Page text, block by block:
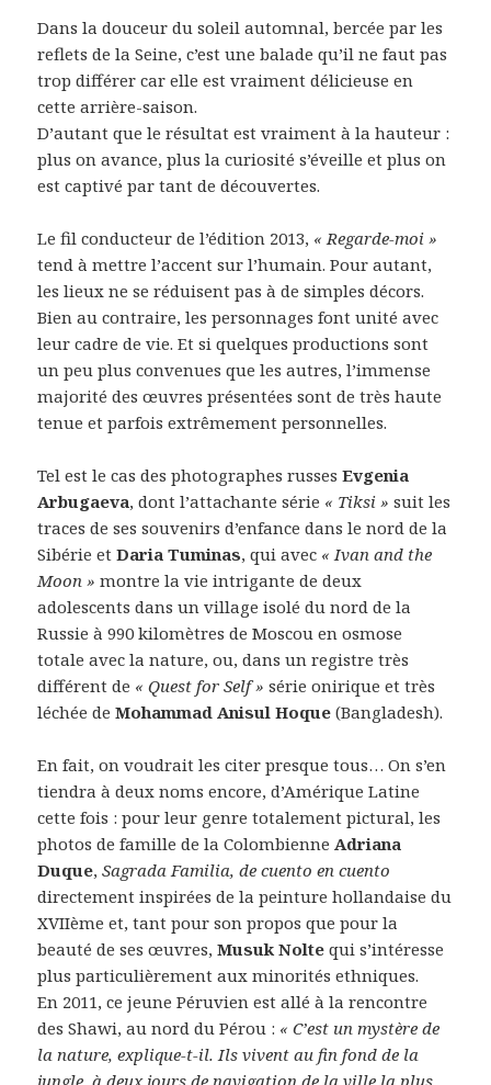
Dans la douceur du soleil automnal, bercée par les
reflets de la Seine, c’est une balade qu’il ne faut pas
trop différer car elle est vraiment délicieuse en
cette arrière-saison.
D’autant que le résultat est vraiment à la hauteur :
plus on avance, plus la curiosité s’éveille et plus on
est captivé par tant de découvertes.
Le fil conducteur de l’édition 2013, « Regarde-moi »
tend à mettre l’accent sur l’humain. Pour autant,
les lieux ne se réduisent pas à de simples décors.
Bien au contraire, les personnages font unité avec
leur cadre de vie. Et si quelques productions sont
un peu plus convenues que les autres, l’immense
majorité des œuvres présentées sont de très haute
tenue et parfois extrêmement personnelles.
Tel est le cas des photographes russesEvgenia
Arbugaeva, dont l’attachante série « Tiksi » suit les
traces de ses souvenirs d’enfance dans le nord de la
Sibérie etDaria Tuminas, qui avec « Ivan and the
Moon » montre la vie intrigante de deux
adolescents dans un village isolé du nord de la
Russie à 990 kilomètres de Moscou en osmose
totale avec la nature, ou, dans un registre très
différent de « Quest for Self » série onirique et très
léchée deMohammad Anisul Hoque (Bangladesh).
En fait, on voudrait les citer presque tous… On s’en
tiendra à deux noms encore, d’Amérique Latine
cette fois : pour leur genre totalement pictural, les
photos de famille de la ColombienneAdriana
Duque,Sagrada Familia, de cuento en cuento
directement inspirées de la peinture hollandaise du
XVIIème et, tant pour son propos que pour la
beauté de ses œuvres,Musuk Nolte qui s’intéresse
plus particulièrement aux minorités ethniques.
En 2011, ce jeune Péruvien est allé à la rencontre
des Shawi, au nord du Pérou : « C’est un mystère de
la nature, explique-t-il. Ils vivent au fin fond de la